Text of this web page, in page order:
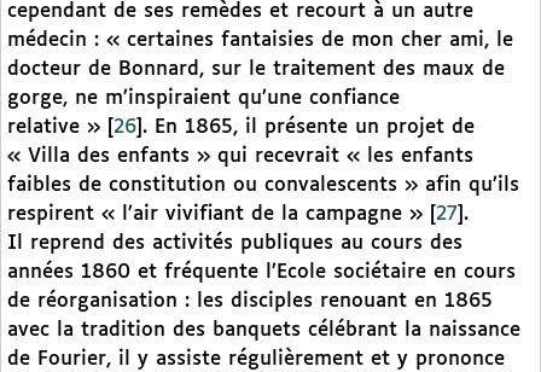
cependant de ses remèdes et recourt à un autre
médecin : « certaines fantaisies de mon cher ami, le
docteur de Bonnard, sur le traitement des maux de
gorge, ne m’inspiraient qu’une confiance
relative »
26 . En 1865, il présente un projet de
« Villa des enfants » qui recevrait « les enfants
faibles de constitution ou convalescents » afin qu’ils
respirent « l’air vivifiant de la campagne »
27 .
Il reprend des activités publiques au cours des
années 1860 et fréquente l’Ecole sociétaire en cours
de réorganisation : les disciples renouant en 1865
avec la tradition des banquets célébrant la naissance
de Fourier, il y assiste régulièrement et y prononce